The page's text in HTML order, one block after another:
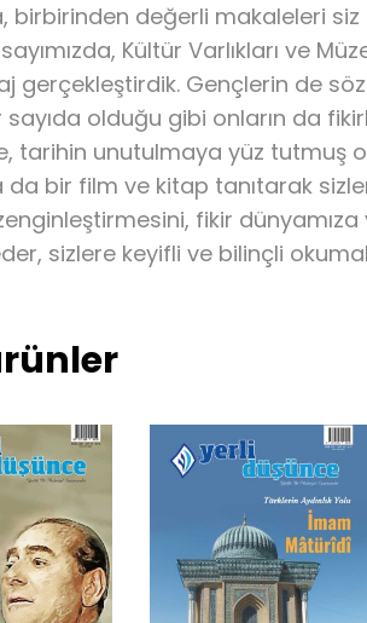
birbirinden değerli makaleleri
Kültür Varlıkları ve
gerçekleştirdik. Gençlerin de
olduğu gibi onların da
tarihin unutulmaya yüz tutmuş
da bir film ve kitap tanıtarak
fikir
sizlere keyifli ve bilinçli